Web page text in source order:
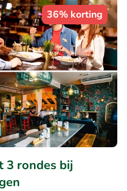
36% korting
3 rondes bij